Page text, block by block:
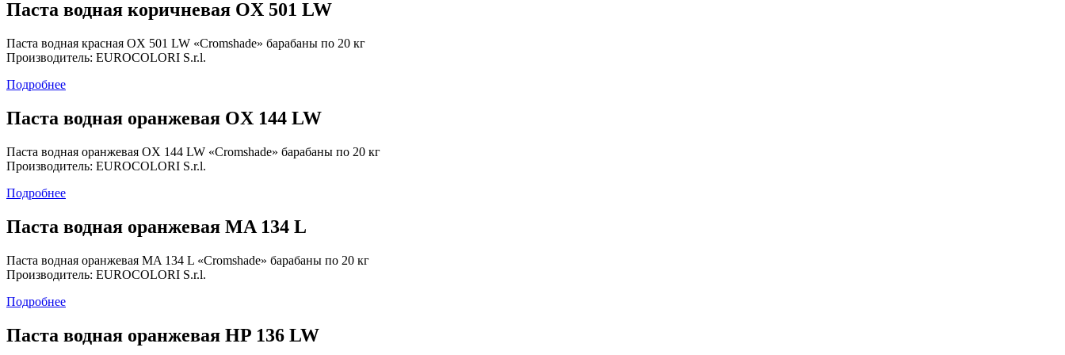
Паста водная коричневая OX 501 LW
Паста водная красная OX 501 LW «Cromshade» барабаны по 20 кг
Производитель: EUROCOLORI S.r.l.
Подробнее
Паста водная оранжевая OX 144 LW
Паста водная оранжевая OX 144 LW «Cromshade» барабаны по 20 кг
Производитель: EUROCOLORI S.r.l.
Подробнее
Паста водная оранжевая MA 134 L
Паста водная оранжевая MA 134 L «Cromshade» барабаны по 20 кг
Производитель: EUROCOLORI S.r.l.
Подробнее
Паста водная оранжевая HP 136 LW